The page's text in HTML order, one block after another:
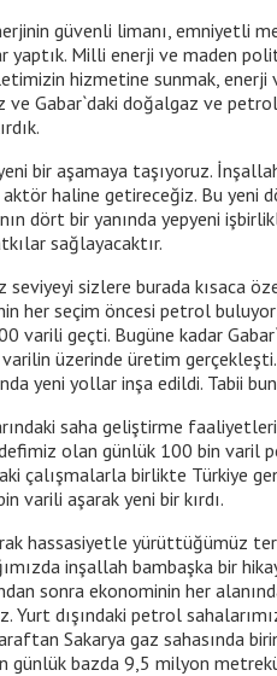
güvenli limanı, emniyetli
yaptık. Milli enerji ve maden
hizmetine sunmak, enerji
ve Gabar`daki doğalgaz ve
bir aşamaya taşıyoruz.
aktör haline getireceğiz. Bu yeni
dört bir yanında yepyeni
sağlayacaktır.
seviyeyi sizlere burada kısaca
her seçim öncesi petrol
varili geçti. Bugüne kadar
üzerinde üretim
yeni yollar inşa edildi. Tabii
saha geliştirme
olan günlük 100 bin varil
çalışmalarla birlikte Türkiye
varili aşarak yeni bir kırdı.
hassasiyetle yürüttüğümüz
inşallah bambaşka bir
sonra ekonominin her
Yurt dışındaki petrol
Sakarya gaz sahasında
günlük bazda 9,5 milyon